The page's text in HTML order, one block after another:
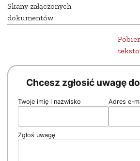
Skany załączonych
dokumentów
Chcesz zgłosić uwagę
Twoje imię i nazwisko Adres e-
Zgłoś uwagę